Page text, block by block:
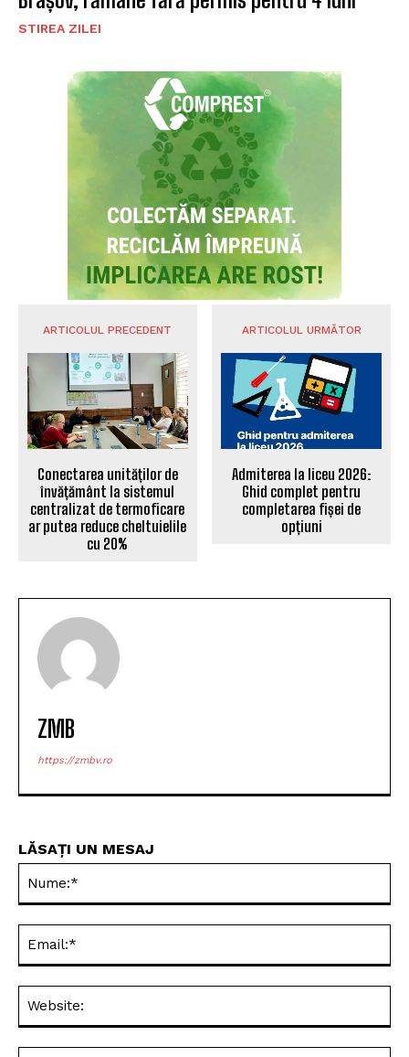
STIREA ZILEI
ARTICOLUL PRECEDENT
Conectarea unităților de
învățământ la sistemul
centralizat de termoficare
ar putea reduce cheltuielile
cu 20%
ARTICOLUL URMĂTOR
Admiterea la liceu 2026:
Ghid complet pentru
completarea fișei de
opțiuni
ZMB
https://zmbv.ro
LĂSAȚI UN MESAJ